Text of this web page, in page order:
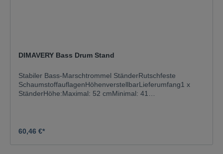
DIMAVERY Bass Drum Stand
Stabiler Bass-Marschtrommel StänderRutschfeste
SchaumstoffauflagenHöhenverstellbarLieferumfang1 x
StänderHöhe:Maximal: 52 cmMinimal: 41
60,46 €*